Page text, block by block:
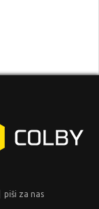
piši za nas